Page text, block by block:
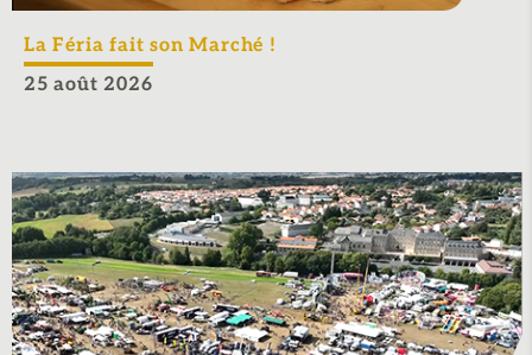
La Féria fait son Marché !
25 août 2026